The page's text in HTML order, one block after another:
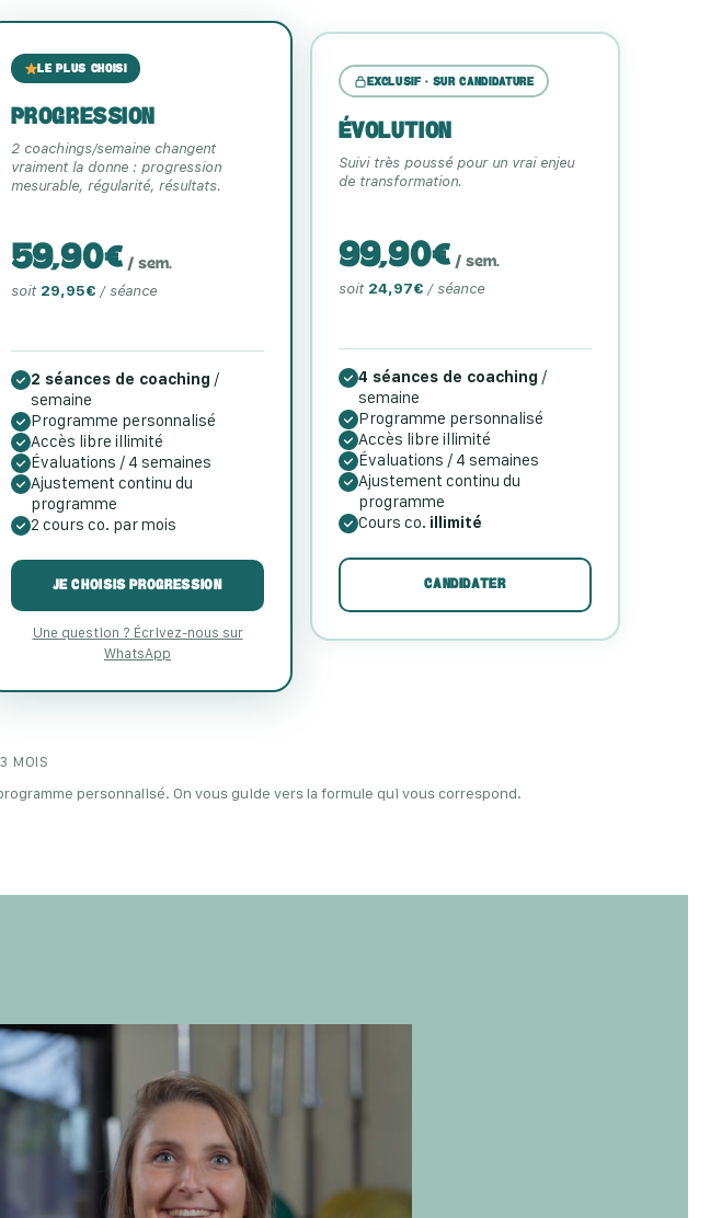
LE PLUS CHOISI
PROGRESSION
2 coachings/semaine changent
vraiment la donne : progression
mesurable, régularité, résultats.
59,90€/ sem.
soit 29,95€ / séance
2 séances de coaching /
semaine
Programme personnalisé
Accès libre illimité
Évaluations / 4 semaines
Ajustement continu du
programme
2 cours co. par mois
JE CHOISIS PROGRESSION
Une question ? Écrivez-nous sur
WhatsApp
EXCLUSIF · SUR CANDIDATURE
ÉVOLUTION
Suivi très poussé pour un vrai enjeu
de transformation.
99,90€/ sem.
soit 24,97€ / séance
4 séances de coaching /
semaine
Programme personnalisé
Accès libre illimité
Évaluations / 4 semaines
Ajustement continu du
programme
Cours co. illimité
CANDIDATER
MOIS
personnalisé. On vous guide vers la formule qui vous correspond.